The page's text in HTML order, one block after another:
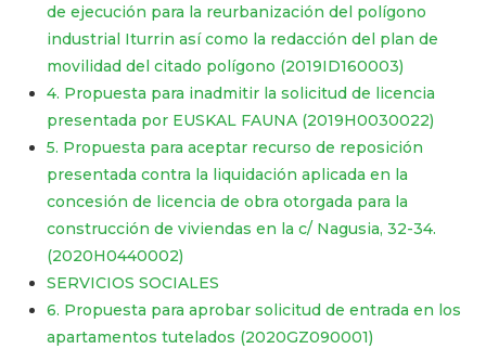
de ejecución para la reurbanización del polígono
industrial Iturrin así como la redacción del plan de
movilidad del citado polígono (2019ID160003)
4. Propuesta para inadmitir la solicitud de licencia
presentada por EUSKAL FAUNA (2019H0030022)
5. Propuesta para aceptar recurso de reposición
presentada contra la liquidación aplicada en la
concesión de licencia de obra otorgada para la
construcción de viviendas en la c/ Nagusia, 32-34.
(2020H0440002)
SERVICIOS SOCIALES
6. Propuesta para aprobar solicitud de entrada en los
apartamentos tutelados (2020GZ090001)